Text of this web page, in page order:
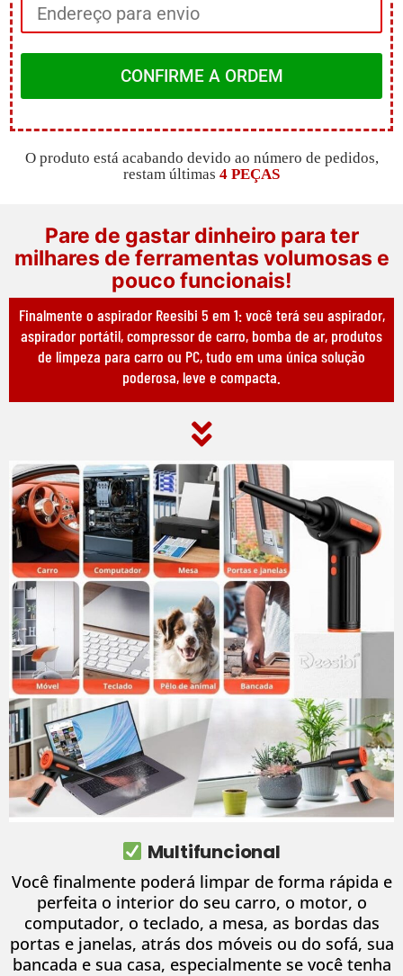
CONFIRME A ORDEM
O produto está acabando devido ao número de pedidos,
restam últimas 4 PEÇAS
Pare de gastar dinheiro para ter
milhares de ferramentas volumosas e
pouco funcionais!
Finalmente o aspirador Reesibi 5 em 1: você terá seu aspirador,
aspirador portátil, compressor de carro, bomba de ar, produtos
de limpeza para carro ou PC, tudo em uma única solução
poderosa, leve e compacta.
Multifuncional
Você finalmente poderá limpar de forma rápida e
perfeita o interior do seu carro, o motor, o
computador, o teclado, a mesa, as bordas das
portas e janelas, atrás dos móveis ou do sofá, sua
bancada e sua casa, especialmente se você tenha